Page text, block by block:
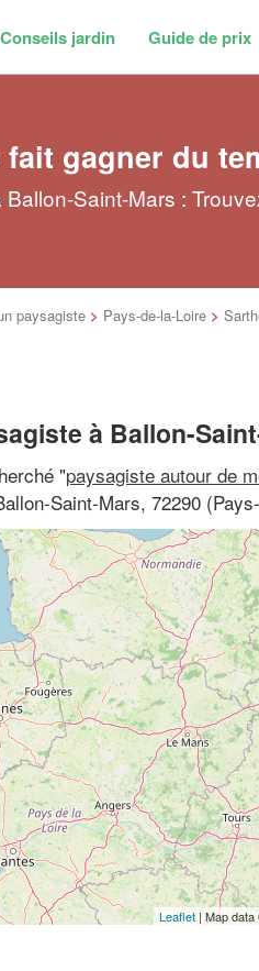
Conseils jardin Guide de prix
fait gagner du
Ballon-Saint-Mars :
paysagiste > Pays-de-la-Loire >
à Ballon-
"paysagiste autour de
Saint-Mars, 72290
Leaflet | Map